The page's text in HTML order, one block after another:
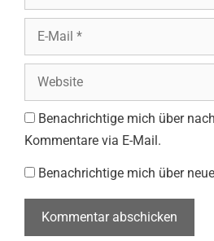
Mail
Benachrichtige mich über
Kommentare via E-Mail.
Benachrichtige mich über